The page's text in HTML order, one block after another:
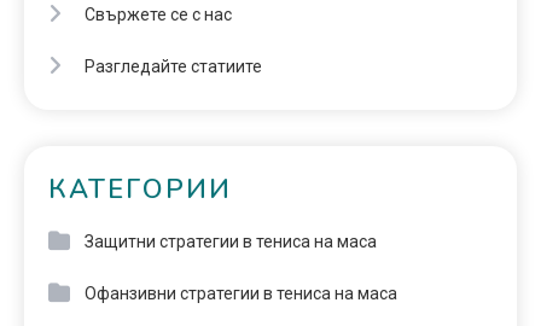
Свържете се с нас
Разгледайте статиите
КАТЕГОРИИ
Защитни стратегии в тениса на маса
Офанзивни стратегии в тениса на маса